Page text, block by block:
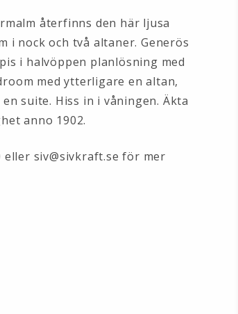
återfinns den här ljusa
i nock och två altaner. Generös
i halvöppen planlösning med
med ytterligare en altan,
suite. Hiss in i våningen. Äkta
anno 1902.
eller siv@sivkraft.se för mer